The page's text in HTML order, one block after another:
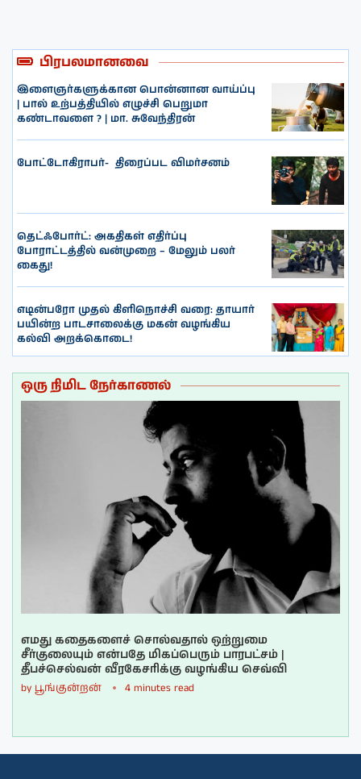
பிரபலமானவை
இளைஞர்களுக்கான பொன்னான வாய்ப்பு
| பால் உற்பத்தியில் எழுச்சி பெறுமா
கண்டாவளை ? | மா. சுவேந்திரன்
போட்டோகிராபர்- ‌ திரைப்பட விமர்சனம்
தெட்ஃபோர்ட்: அகதிகள் எதிர்ப்பு
போராட்டத்தில் வன்முறை – மேலும் பலர்
கைது!
எடின்பரோ முதல் கிளிநொச்சி வரை: தாயார்
பயின்ற பாடசாலைக்கு மகன் வழங்கிய
கல்வி அறக்கொடை!
ஒரு நிமிட நேர்காணல்
எமது கதைகளைச் சொல்வதால் ஒற்றுமை
சீர்குலையும் என்பதே மிகப்பெரும் பாரபட்சம் |
தீபச்செல்வன் வீரகேசரிக்கு வழங்கிய செவ்வி
by பூங்குன்றன் 4 minutes read